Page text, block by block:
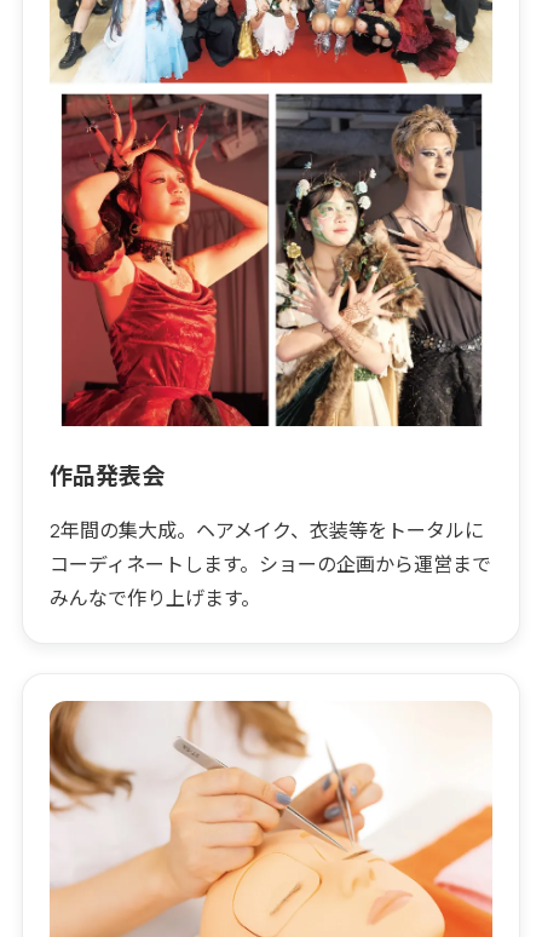
作品発表会
2年間の集大成。ヘアメイク、衣装等をトータルに
コーディネートします。ショーの企画から運営まで
みんなで作り上げます。